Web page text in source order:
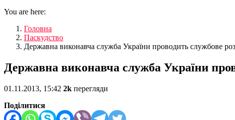
You are here:
Головна
Паскудство
Державна виконавча служба України проводить службове
Державна виконавча служба України
01.11.2013, 15:42 2k перегляди
Поділитися